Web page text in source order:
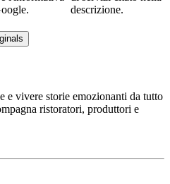
descrizione.
e vivere storie emozionanti da tutto
ristoratori, produttori e